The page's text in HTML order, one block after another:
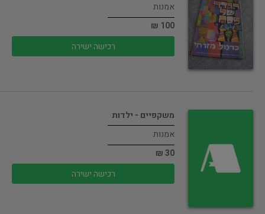
אמנות
100 ₪
רכישה ישירה
משקפיים - ילדות
אמנות
30 ₪
רכישה ישירה